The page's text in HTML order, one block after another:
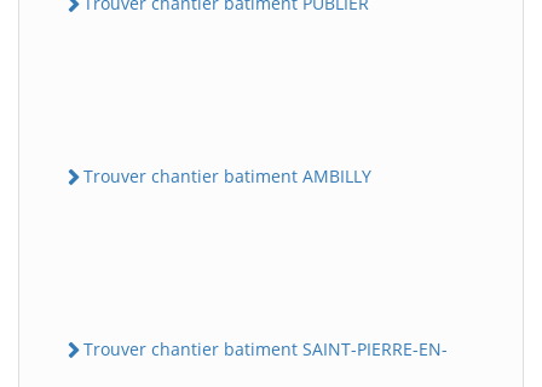
Trouver chantier batiment AMBILLY
Trouver chantier batiment SAINT-PIERRE-EN-